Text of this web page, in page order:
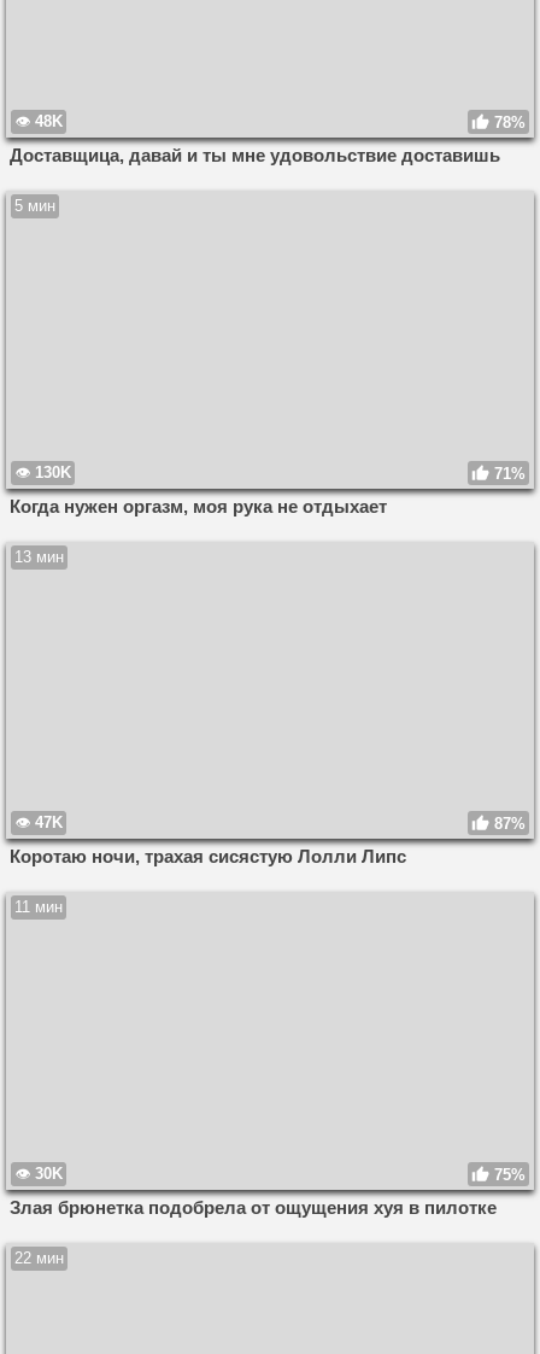
48K 78%
Доставщица, давай и ты мне удовольствие доставишь
5 мин
130K 71%
Когда нужен оргазм, моя рука не отдыхает
13 мин
47K 87%
Коротаю ночи, трахая сисястую Лолли Липс
11 мин
30K 75%
Злая брюнетка подобрела от ощущения хуя в пилотке
22 мин